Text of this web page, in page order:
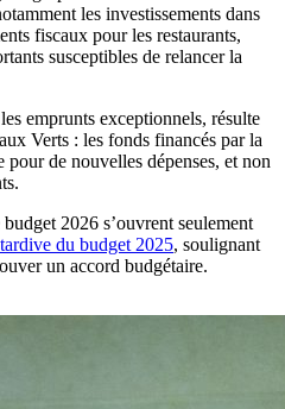
les investissements dans
fiscaux pour les restaurants,
susceptibles de relancer la
emprunts exceptionnels, résulte
Verts : les fonds financés par la
pour de nouvelles dépenses, et non
2026 s’ouvrent seulement
du budget 2025, soulignant
un accord budgétaire.